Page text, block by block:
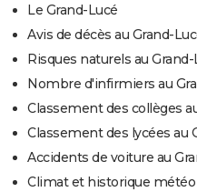
Le Grand-Lucé
Avis de décès au Grand-
Risques naturels au
Nombre d'infirmiers au
Classement des collèges
Classement des lycées au
Accidents de voiture au
Climat et historique météo